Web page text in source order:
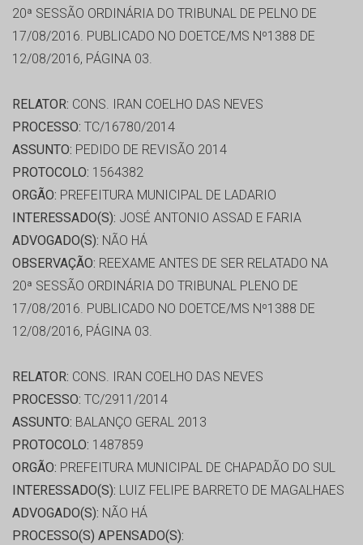
20ª SESSÃO ORDINÁRIA DO TRIBUNAL DE PELNO DE
17/08/2016. PUBLICADO NO DOETCE/MS Nº1388 DE
12/08/2016, PÁGINA 03.
RELATOR: CONS. IRAN COELHO DAS NEVES
PROCESSO: TC/16780/2014
ASSUNTO: PEDIDO DE REVISÃO 2014
PROTOCOLO: 1564382
ORGÃO: PREFEITURA MUNICIPAL DE LADARIO
INTERESSADO(S): JOSÉ ANTONIO ASSAD E FARIA
ADVOGADO(S): NÃO HÁ
OBSERVAÇÃO: REEXAME ANTES DE SER RELATADO NA
20ª SESSÃO ORDINÁRIA DO TRIBUNAL PLENO DE
17/08/2016. PUBLICADO NO DOETCE/MS Nº1388 DE
12/08/2016, PÁGINA 03.
RELATOR: CONS. IRAN COELHO DAS NEVES
PROCESSO: TC/2911/2014
ASSUNTO: BALANÇO GERAL 2013
PROTOCOLO: 1487859
ORGÃO: PREFEITURA MUNICIPAL DE CHAPADÃO DO SUL
INTERESSADO(S): LUIZ FELIPE BARRETO DE MAGALHAES
ADVOGADO(S): NÃO HÁ
PROCESSO(S) APENSADO(S):